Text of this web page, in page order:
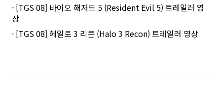
· [TGS 08] 바이오 해저드 5 (Resident Evil 5) 트레일러 영
상
· [TGS 08] 헤일로 3 리콘 (Halo 3 Recon) 트레일러 영상